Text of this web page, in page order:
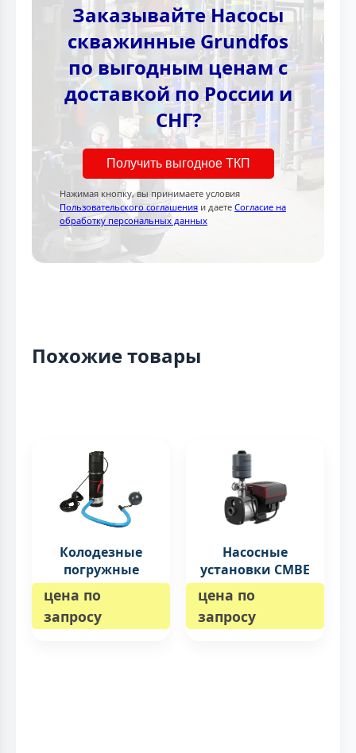
Заказывайте Насосы
скважинные Grundfos
по выгодным ценам с
доставкой по России и
СНГ?
Получить выгодное ТКП
Нажимая кнопку, вы принимаете условия
Пользовательского соглашения и даете Согласие на
обработку персональных данных
Похожие товары
Колодезные
погружные
цена по
запросу
Насосные
установки CMBE
цена по
запросу